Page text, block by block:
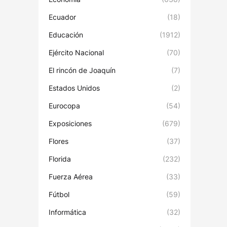
Ecuador (18)
Educación (1912)
Ejército Nacional (70)
El rincón de Joaquín (7)
Estados Unidos (2)
Eurocopa (54)
Exposiciones (679)
Flores (37)
Florida (232)
Fuerza Aérea (33)
Fútbol (59)
Informática (32)